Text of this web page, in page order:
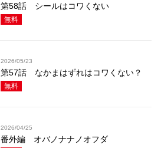
第58話 シールはコワくない
無料
2026/05/23
第57話 なかまはずれはコワくない？
無料
2026/04/25
番外編 オバノナナノオフダ